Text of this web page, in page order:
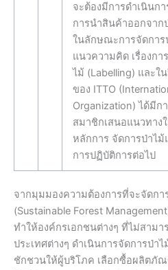
จะต้องมีการดำเนินก
การนำสินค้าออกจาก
ในลักษณะการจัดการ
แนวความคิด เรื่องก
ไม้ (Labelling) และใ
ของ ITTO
Organization) ได้มีก
สมาชิกเสนอแนวทาง
หลักการ จัดการป่าไม้
การปฏิบัติการต่อไป
จากมุมมองความต้องการที่จะจัดกา
(Sustainable Forest
ทำให้องค์กรเอกชนต่างๆ ที่ไม่สามา
ประเทศต่างๆ ดำเนินการจัดการป่า
ชักชวนให้ผู้บริโภค เลือกซื้อผลิตภั